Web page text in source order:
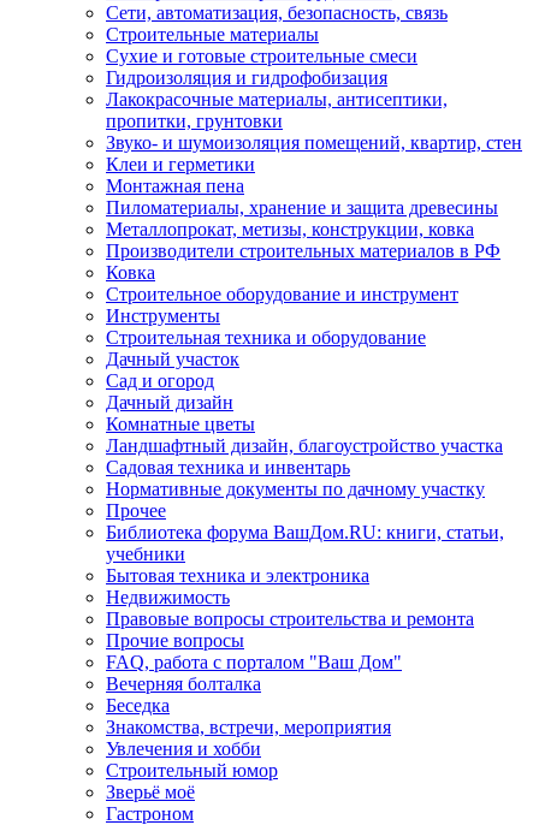
Сети, автоматизация, безопасность, связь
Строительные материалы
Сухие и готовые строительные смеси
Гидроизоляция и гидрофобизация
Лакокрасочные материалы, антисептики,
пропитки, грунтовки
Звуко- и шумоизоляция помещений, квартир, стен
Клеи и герметики
Монтажная пена
Пиломатериалы, хранение и защита древесины
Металлопрокат, метизы, конструкции, ковка
Производители строительных материалов в РФ
Ковка
Строительное оборудование и инструмент
Инструменты
Строительная техника и оборудование
Дачный участок
Сад и огород
Дачный дизайн
Комнатные цветы
Ландшафтный дизайн, благоустройство участка
Садовая техника и инвентарь
Нормативные документы по дачному участку
Прочее
Библиотека форума ВашДом.RU: книги, статьи,
учебники
Бытовая техника и электроника
Недвижимость
Правовые вопросы строительства и ремонта
Прочие вопросы
FAQ, работа с порталом "Ваш Дом"
Вечерняя болталка
Беседка
Знакомства, встречи, мероприятия
Увлечения и хобби
Строительный юмор
Зверьё моё
Гастроном